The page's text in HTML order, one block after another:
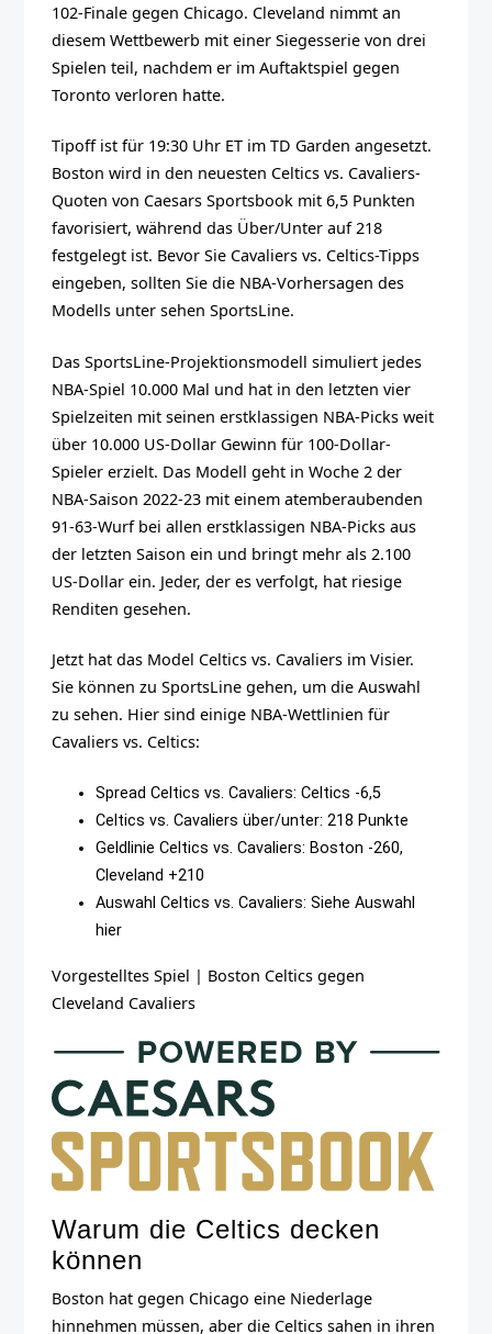
102-Finale gegen Chicago. Cleveland nimmt an
diesem Wettbewerb mit einer Siegesserie von drei
Spielen teil, nachdem er im Auftaktspiel gegen
Toronto verloren hatte.
Tipoff ist für 19:30 Uhr ET im TD Garden angesetzt.
Boston wird in den neuesten Celtics vs. Cavaliers-
Quoten von Caesars Sportsbook mit 6,5 Punkten
favorisiert, während das Über/Unter auf 218
festgelegt ist. Bevor Sie Cavaliers vs. Celtics-Tipps
eingeben, sollten Sie die NBA-Vorhersagen des
Modells unter sehen SportsLine.
Das SportsLine-Projektionsmodell simuliert jedes
NBA-Spiel 10.000 Mal und hat in den letzten vier
Spielzeiten mit seinen erstklassigen NBA-Picks weit
über 10.000 US-Dollar Gewinn für 100-Dollar-
Spieler erzielt. Das Modell geht in Woche 2 der
NBA-Saison 2022-23 mit einem atemberaubenden
91-63-Wurf bei allen erstklassigen NBA-Picks aus
der letzten Saison ein und bringt mehr als 2.100
US-Dollar ein. Jeder, der es verfolgt, hat riesige
Renditen gesehen.
Jetzt hat das Model Celtics vs. Cavaliers im Visier.
Sie können zu SportsLine gehen, um die Auswahl
zu sehen. Hier sind einige NBA-Wettlinien für
Cavaliers vs. Celtics:
Spread Celtics vs. Cavaliers: Celtics -6,5
Celtics vs. Cavaliers über/unter: 218 Punkte
Geldlinie Celtics vs. Cavaliers: Boston -260,
Cleveland +210
Auswahl Celtics vs. Cavaliers: Siehe Auswahl
hier
Vorgestelltes Spiel | Boston Celtics gegen
Cleveland Cavaliers
Warum die Celtics decken
können
Boston hat gegen Chicago eine Niederlage
hinnehmen müssen, aber die Celtics sahen in ihren